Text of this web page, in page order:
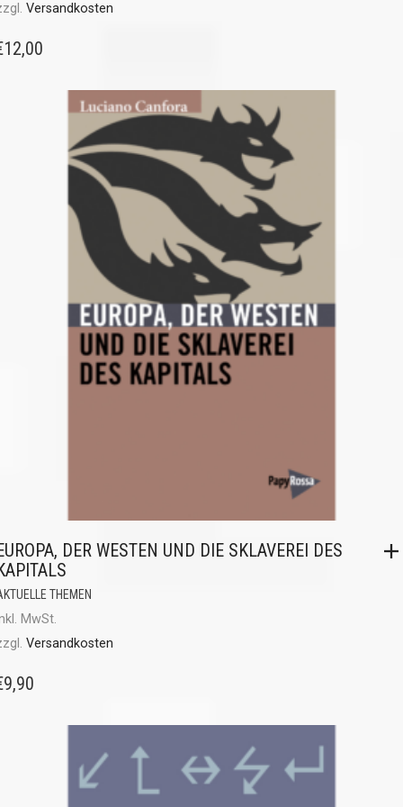
Versandkosten
12,00
DER WESTEN UND DIE SKLAVEREI DES
THEMEN
MwSt.
Versandkosten
9,90